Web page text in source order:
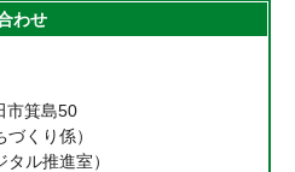
わせ
箕島50
くり係）
ル推進室）